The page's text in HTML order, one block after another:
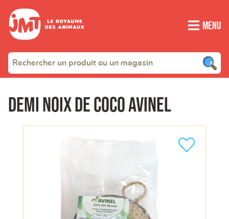
Menu
Demi noix de coco Avinel